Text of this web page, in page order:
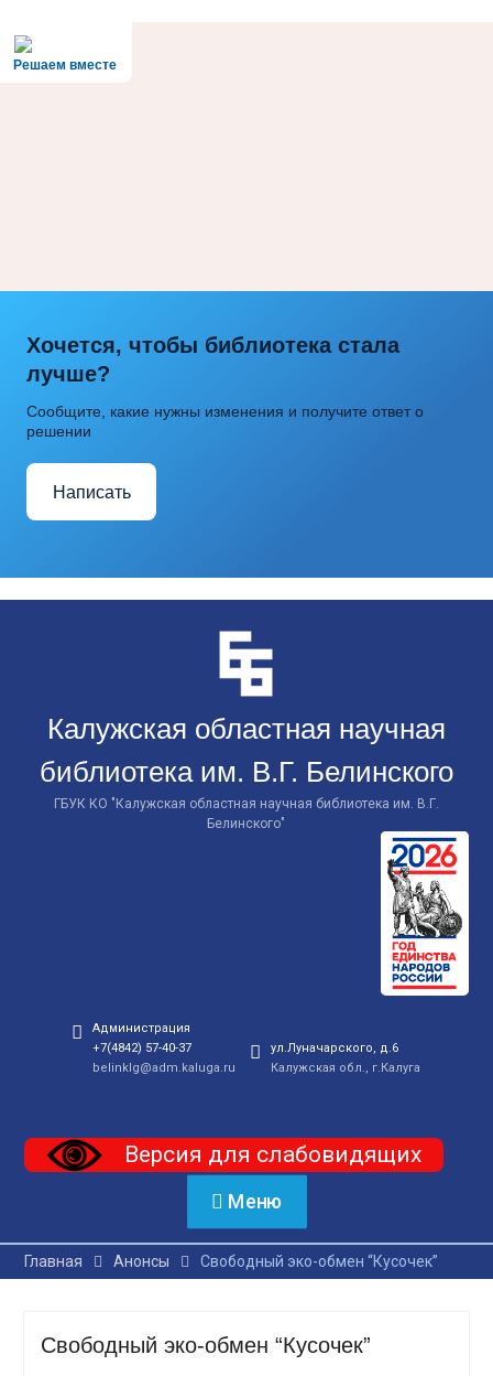
Решаем вместе
Хочется, чтобы библиотека стала
лучше?
Сообщите, какие нужны изменения и получите ответ о
решении
Написать
Калужская областная научная
библиотека им. В.Г. Белинского
ГБУК КО "Калужская областная научная библиотека им. В.Г.
Белинского"
Администрация
+7(4842) 57-40-37
belinklg@adm.kaluga.ru
ул.Луначарского, д.6
Калужская обл., г.Калуга
Версия для слабовидящих
Меню
Главная Анонсы Свободный эко-обмен “Кусочек”
Свободный эко-обмен “Кусочек”